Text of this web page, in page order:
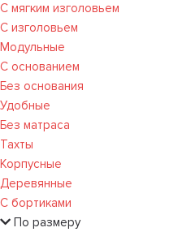
С мягким изголовьем
С изголовьем
Модульные
С основанием
Без основания
Удобные
Без матраса
Тахты
Корпусные
Деревянные
С бортиками
По размеру